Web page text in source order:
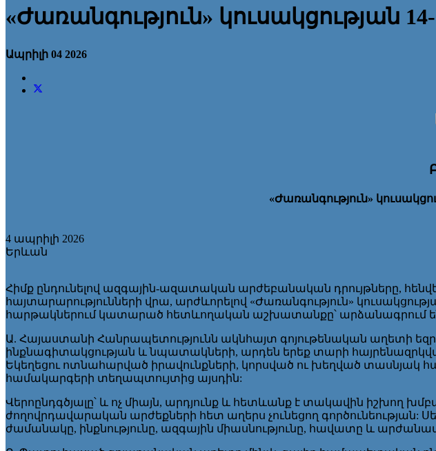
«Ժառանգություն» կուսակցության
Ապրիլի 04 2026
«Ժառանգություն»
4 ապրիլի 2026
Երևան
Հիմք ընդունելով ազգային-ազատական արժեբանական դրույթները,
հայտարարությունների վրա, արժևորելով «Ժառանգություն»
հարթակներում կատարած հետևողական աշխատանքը՝ արձանագրում
Ա. Հայաստանի Հանրապետությունն ակնհայտ գոյութենական աղետի
ինքնագիտակցության և նպատակների, արդեն երեք տարի
Եկեղեցու ոտնահարված իրավունքների, կորսված ու խեղված
համակարգերի տեղապտույտից այսդին:
Վերոընդգծյալը՝ և ոչ միայն, արդյունք և հետևանք է տակավին իշխող
ժողովրդավարական արժեքների հետ աղերս չունեցող գործունեության:
ժամանակը, ինքնությունը, ազգային միասնությունը, հավատը և